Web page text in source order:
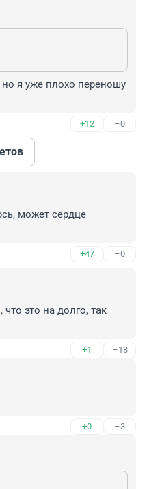
но я уже плохо переношу
+12 –0
может сердце
+47 –0
это на долго, так
+1 –18
+0 –3